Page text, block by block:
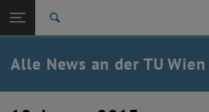
TU Login
Quicklinks
Quicklinks-Menü umschalten
Studium
Karriere
Alle News an der TU Wien